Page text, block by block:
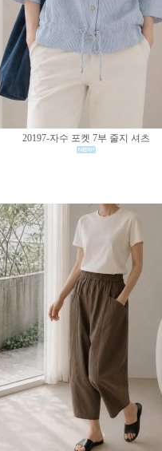
20197-자수 포켓 7부 줄지 셔츠